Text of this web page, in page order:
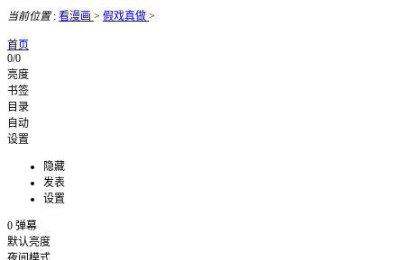
当前位置: 看漫画 > 假戏真做 >
首页
0/0
亮度
书签
目录
自动
设置
隐藏
发表
设置
0 弹幕
默认亮度